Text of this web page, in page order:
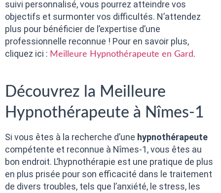
suivi personnalisé, vous pourrez atteindre vos
objectifs et surmonter vos difficultés. N’attendez
plus pour bénéficier de l’expertise d’une
professionnelle reconnue ! Pour en savoir plus,
cliquez ici : Meilleure Hypnothérapeute en Gard.
Découvrez la Meilleure
Hypnothérapeute à Nîmes-1
Si vous êtes à la recherche d’une hypnothérapeute
compétente et reconnue à Nîmes-1, vous êtes au
bon endroit. L’hypnothérapie est une pratique de plus
en plus prisée pour son efficacité dans le traitement
de divers troubles, tels que l’anxiété, le stress, les